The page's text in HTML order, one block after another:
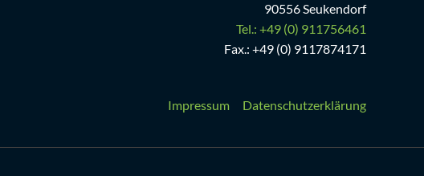
90556 Seukendorf
Tel.: +49 (0) 911756461
Fax.: +49 (0) 9117874171
Impressum Datenschutzerklärung